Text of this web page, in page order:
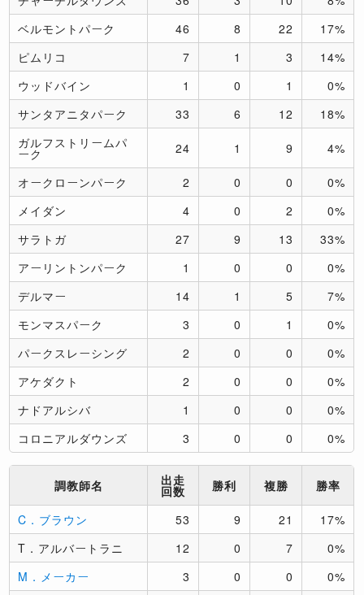
ベルモントパーク
46 8 22
17%
ピムリコ
7 1 3
14%
ウッドバイン
1 0 1
0%
サンタアニタパーク
33 6 12
18%
ガルフストリームパ
ーク 24 1 9 4%
オークローンパーク 2 0 0
0%
メイダン
4 0 2
0%
サラトガ
27 9 13
33%
アーリントンパーク
1 0 0
0%
デルマー
14 1 5
7%
モンマスパーク
3 0 1
0%
パークスレーシング
2 0 0
0%
アケダクト
2 0 0
0%
ナドアルシバ
1 0 0
0%
コロニアルダウンズ
3 0 0 0%
調教師名 出走
回数 勝利 複勝 勝率
C．ブラウン 53 9 21
17%
T．アルバートラニ
12 0 7
0%
M．メーカー
3 0 0
0%